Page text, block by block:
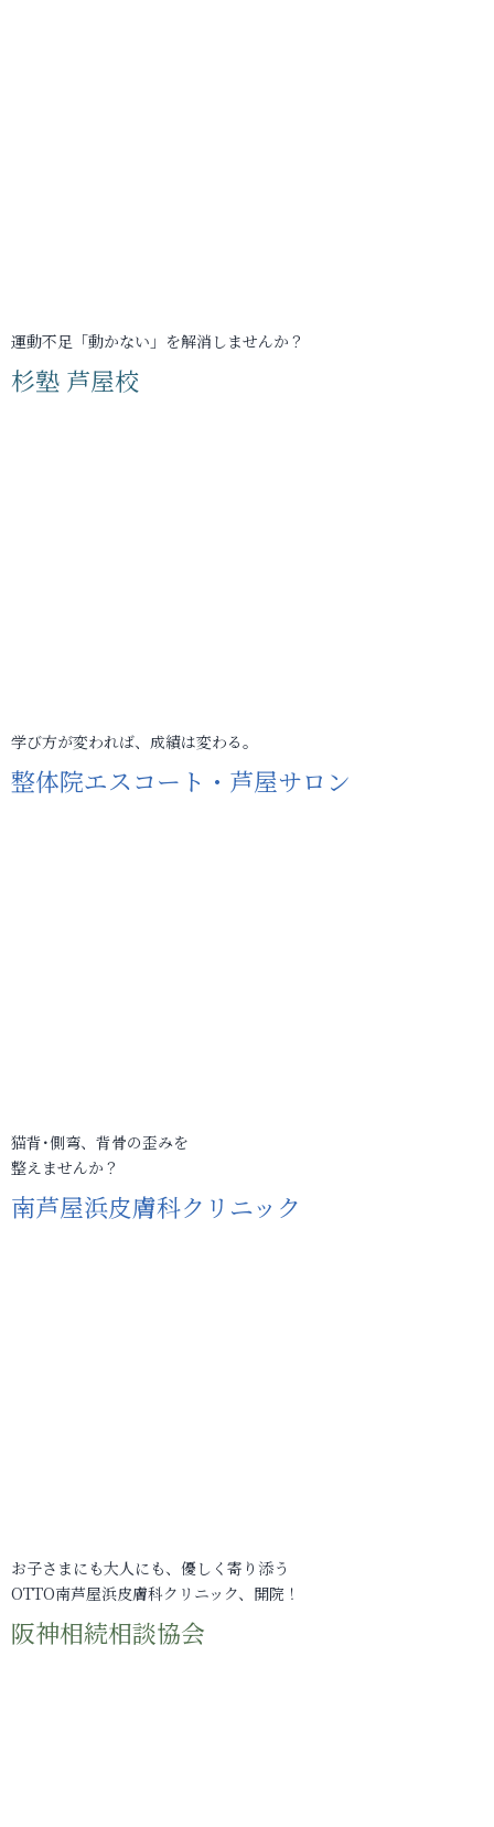
運動不足「動かない」を解消しませんか？
杉塾 芦屋校
学び方が変われば、成績は変わる。
整体院エスコート・芦屋サロン
猫背･側弯、背骨の歪みを
整えませんか？
南芦屋浜皮膚科クリニック
お子さまにも大人にも、優しく寄り添う
OTTO南芦屋浜皮膚科クリニック、開院！
阪神相続相談協会